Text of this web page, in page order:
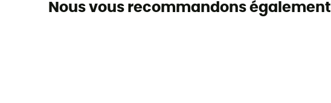
Nous vous recommandons également